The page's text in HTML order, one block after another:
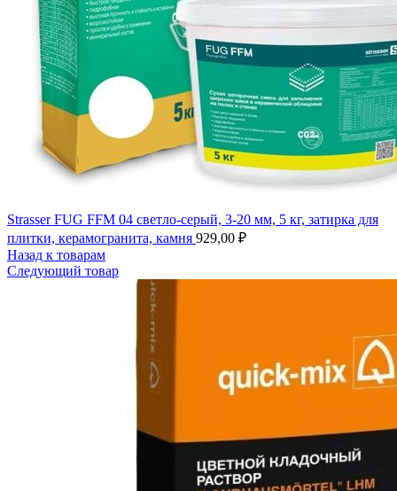
Strasser FUG FFM 04 светло-серый, 3-20 мм, 5 кг, затирка для
плитки, керамогранита, камня 929,00 ₽
Назад к товарам
Следующий товар